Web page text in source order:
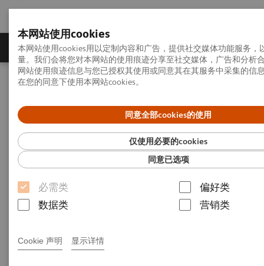
本网站使用cookies
本网站使用cookies用以定制内容和广告，提供社交媒体功能服务，
量。我们会将您对本网站的使用痕迹分享至社交媒体，广告和分析
网站使用痕迹信息与您已授权其使用或同意其在其服务中采集的信
在您的同意下使用本网站cookies。
同意全部cookies的使用
仅使用必要的cookies
同意已选项
必需类
偏好类
数据类
营销类
Cookie 声明 显示详情
产品一览 疾病与临床解决方案 相关信息
首页 新闻发布
新闻稿
广东、海南50余位客户造访西
门子（深圳）磁共振有限公司